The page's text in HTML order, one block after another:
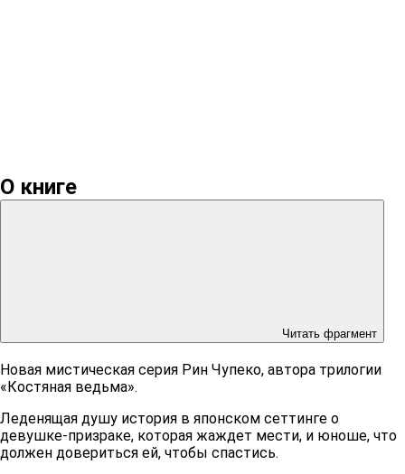
О книге
Читать фрагмент
Новая мистическая серия Рин Чупеко, автора трилогии
«Костяная ведьма».
Леденящая душу история в японском сеттинге о
девушке-призраке, которая жаждет мести, и юноше, что
должен довериться ей, чтобы спастись.